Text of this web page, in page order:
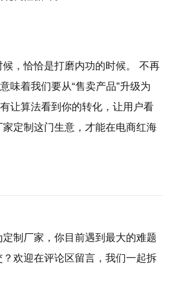
，恰恰是打磨内功的时候。 不再
味着我们要从“售卖产品”升级为
让算法看到你的转化，让用户看
定制这门生意，才能在电商红海
定制厂家，你目前遇到最大的难题
欢迎在评论区留言，我们一起拆